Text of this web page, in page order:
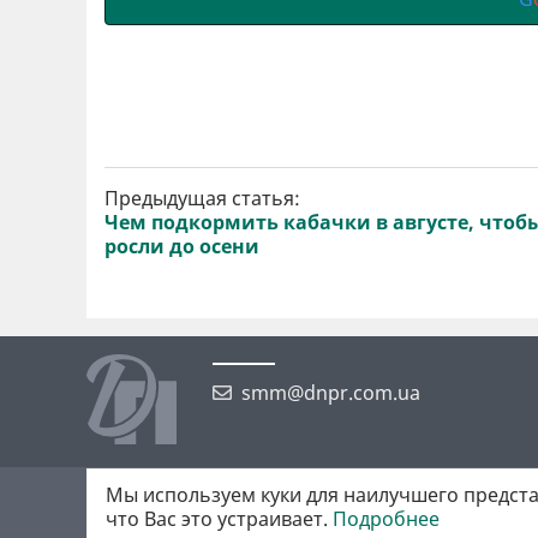
Предыдущая статья:
Чем подкормить кабачки в августе,
росли до осени
smm@dnpr.com.ua
©2026 https://dnpr.com.ua Дніпровська порадниця
Всі права захищені. При повному або частковому
Мы используем куки для наилучшего
что Вас это устраивает. Подробнее